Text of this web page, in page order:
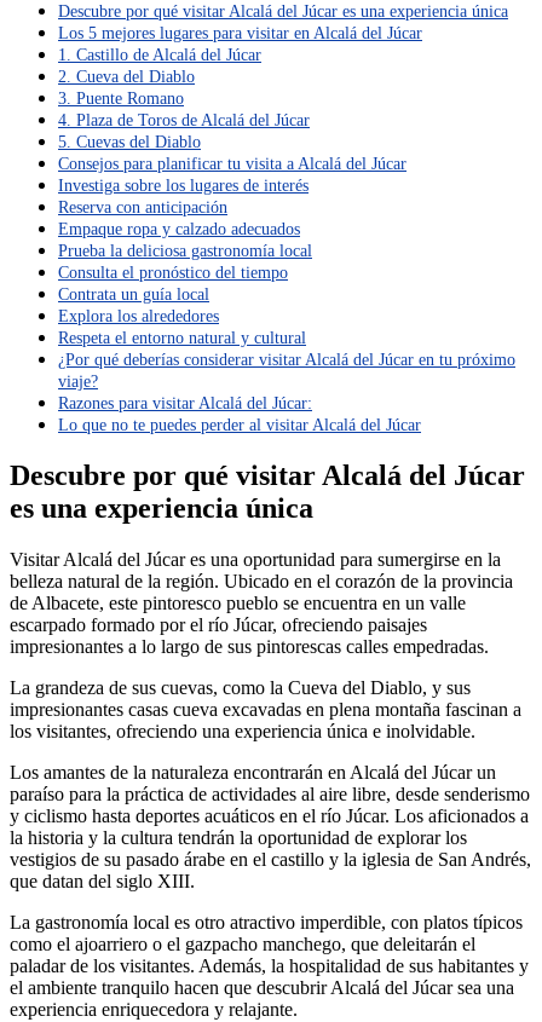
Descubre por qué visitar Alcalá del Júcar es una experiencia única
Los 5 mejores lugares para visitar en Alcalá del Júcar
1. Castillo de Alcalá del Júcar
2. Cueva del Diablo
3. Puente Romano
4. Plaza de Toros de Alcalá del Júcar
5. Cuevas del Diablo
Consejos para planificar tu visita a Alcalá del Júcar
Investiga sobre los lugares de interés
Reserva con anticipación
Empaque ropa y calzado adecuados
Prueba la deliciosa gastronomía local
Consulta el pronóstico del tiempo
Contrata un guía local
Explora los alrededores
Respeta el entorno natural y cultural
¿Por qué deberías considerar visitar Alcalá del Júcar en tu próximo
viaje?
Razones para visitar Alcalá del Júcar:
Lo que no te puedes perder al visitar Alcalá del Júcar
Descubre por qué visitar Alcalá del Júcar
es una experiencia única
Visitar Alcalá del Júcar es una oportunidad para sumergirse en la
belleza natural de la región. Ubicado en el corazón de la provincia
de Albacete, este pintoresco pueblo se encuentra en un valle
escarpado formado por el río Júcar, ofreciendo paisajes
impresionantes a lo largo de sus pintorescas calles empedradas.
La grandeza de sus cuevas, como la Cueva del Diablo, y sus
impresionantes casas cueva excavadas en plena montaña fascinan a
los visitantes, ofreciendo una experiencia única e inolvidable.
Los amantes de la naturaleza encontrarán en Alcalá del Júcar un
paraíso para la práctica de actividades al aire libre, desde senderismo
y ciclismo hasta deportes acuáticos en el río Júcar. Los aficionados a
la historia y la cultura tendrán la oportunidad de explorar los
vestigios de su pasado árabe en el castillo y la iglesia de San Andrés,
que datan del siglo XIII.
La gastronomía local es otro atractivo imperdible, con platos típicos
como el ajoarriero o el gazpacho manchego, que deleitarán el
paladar de los visitantes. Además, la hospitalidad de sus habitantes y
el ambiente tranquilo hacen que descubrir Alcalá del Júcar sea una
experiencia enriquecedora y relajante.